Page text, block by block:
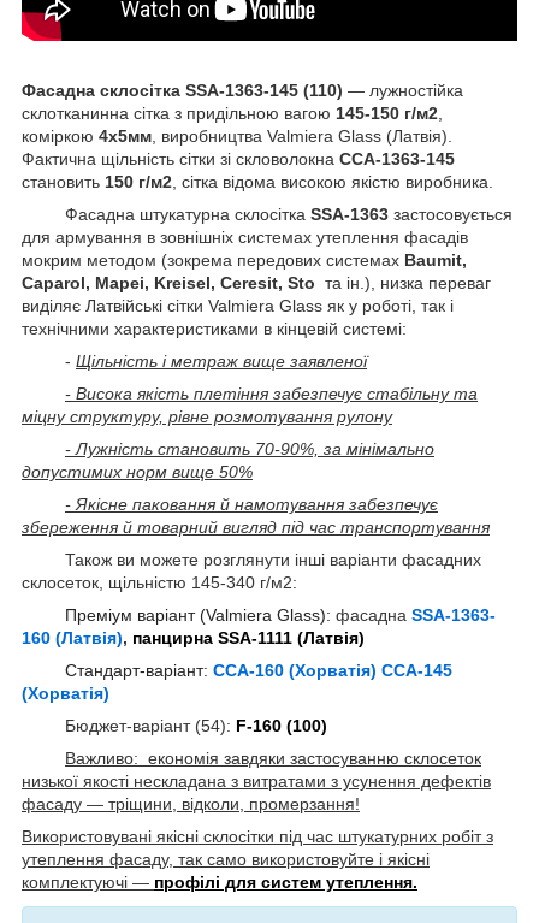
Фасадна склосітка SSA-1363-145 (110) — лужностійка
склотканинна сітка з придільною вагою 145-150 г/м2
коміркою 4х5мм , виробництва Valmiera Glass (Латвія).
Фактична щільність сітки зі скловолокна ССА-1363-145
становить 150 г/м2 , сітка відома високою якістю виробника.
Фасадна штукатурна склосітка SSA-1363 застосовується
для армування в зовнішніх системах утеплення фасадів
мокрим методом (зокрема передових системах Baumit,
Caparol, Mapei, Kreisel, Ceresit, Sto та ін.), низка переваг
виділяє Латвійські сітки Valmiera Glass як у роботі, так і
технічними характеристиками в кінцевій системі:
- Щільність і метраж вище заявленої
- Висока якість плетіння забезпечує стабільну та
міцну структуру, рівне розмотування рулону
- Лужність становить 70-90%, за мінімально
допустимих норм вище 50%
- Якісне паковання й намотування забезпечує
збереження й товарний вигляд під час транспортування
Також ви можете розглянути інші варіанти фасадних
склосеток, щільністю 145-340 г/м2:
Преміум варіант (Valmiera Glass): фасадна SSA-1363-
160 (Латвія), панцирна SSA-1111 (Латвія)
Стандарт-варіант: ССА-160 (Хорватія) ССА-145
(Хорватія)
Бюджет-варіант (54): F-160 (100)
Важливо: економія завдяки застосуванню склосеток
низької якості нескладана з витратами з усунення дефектів
фасаду — тріщини, відколи, промерзання!
Використовувані якісні склосітки під час штукатурних робіт з
утеплення фасаду, так само використовуйте і якісні
комплектуючі — профілі для систем утеплення.